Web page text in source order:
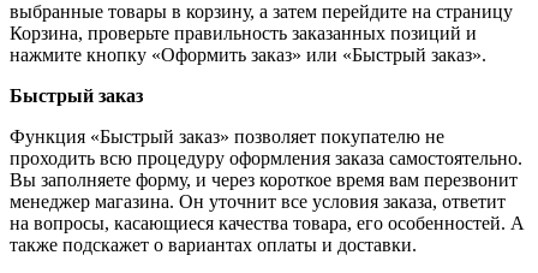
выбранные товары в корзину, а затем перейдите на страницу
Корзина, проверьте правильность заказанных позиций и
нажмите кнопку «Оформить заказ» или «Быстрый заказ».
Быстрый заказ
Функция «Быстрый заказ» позволяет покупателю не
проходить всю процедуру оформления заказа самостоятельно.
Вы заполняете форму, и через короткое время вам перезвонит
менеджер магазина. Он уточнит все условия заказа, ответит
на вопросы, касающиеся качества товара, его особенностей. А
также подскажет о вариантах оплаты и доставки.